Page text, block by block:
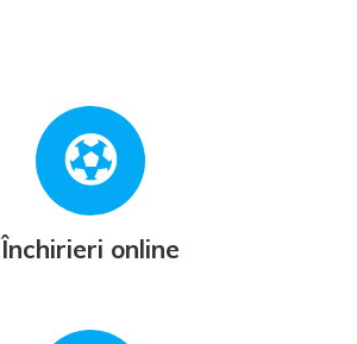
Închirieri online